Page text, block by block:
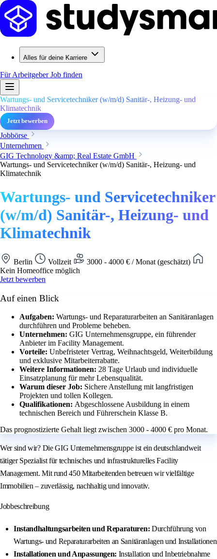
Alles für deine Karriere
Für ArbeitgeberJob finden
Wartungs- und Servicetechniker (w/m/d) Sanitär-, Heizung- und
Klimatechnik
Jetzt bewerben
Jobbörse
Unternehmen
GIG Technology &amp; Real Estate GmbH
Wartungs- und Servicetechniker (w/m/d) Sanitär-, Heizung- und
Klimatechnik
Wartungs- und Servicetechniker
(w/m/d) Sanitär-, Heizung- und
Klimatechnik
Berlin Vollzeit
3000 - 4000 € / Monat (geschätzt)
Kein Homeoffice möglich
Jetzt bewerben
Auf einen Blick
Aufgaben: Wartungs- und Reparaturarbeiten an Sanitäranlagen
durchführen und Probleme beheben.
Unternehmen: GIG Unternehmensgruppe, ein führender
Anbieter im Facility Management.
Vorteile: Unbefristeter Vertrag, Weihnachtsgeld, Weiterbildung
und exklusive Mitarbeiterrabatte.
Weitere Informationen: 28 Tage Urlaub und individuelle
Einsatzplanung für mehr Lebensqualität.
Warum dieser Job: Sichere Anstellung mit langfristigen
Projekten und tollen Kollegen.
Qualifikationen: Abgeschlossene Ausbildung in einem
technischen Bereich und Führerschein Klasse B.
Das prognostizierte Gehalt liegt zwischen 3000 - 4000 € pro Monat.
Wer sind wir? Die GIG Unternehmensgruppe ist ein deutschlandweit
tätiger Spezialist für technisches und infrastrukturelles Facility
Management. Mit rund 450 Mitarbeitenden betreuen wir vielfältige
Immobilien – zuverlässig, nachhaltig und innovativ.
Jobbeschreibung
Instandhaltungsarbeiten und Reparaturen: Durchführung von
Wartungs- und Reparaturarbeiten an Sanitäranlagen und Installationen
Installationen und Anpassungen: Installation und Inbetriebnahme